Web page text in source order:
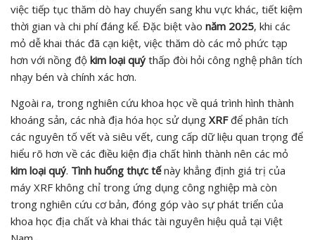
việc tiếp tục thăm dò hay chuyển sang khu vực khác, tiết kiệm
thời gian và chi phí đáng kể. Đặc biệt vào năm 2025, khi các
mỏ dễ khai thác đã cạn kiệt, việc thăm dò các mỏ phức tạp
hơn với nồng độ kim loại quý thấp đòi hỏi công nghệ phân tích
nhạy bén và chính xác hơn.
Ngoài ra, trong nghiên cứu khoa học về quá trình hình thành
khoáng sản, các nhà địa hóa học sử dụng XRFđể phân tích
các nguyên tố vết và siêu vết, cung cấp dữ liệu quan trọng để
hiểu rõ hơn về các điều kiện địa chất hình thành nên các mỏ
kim loại quý. Tình huống thực tếnày khẳng định giá trị của
máy XRF không chỉ trong ứng dụng công nghiệp mà còn
trong nghiên cứu cơ bản, đóng góp vào sự phát triển của
khoa học địa chất và khai thác tài nguyên hiệu quả tại Việt